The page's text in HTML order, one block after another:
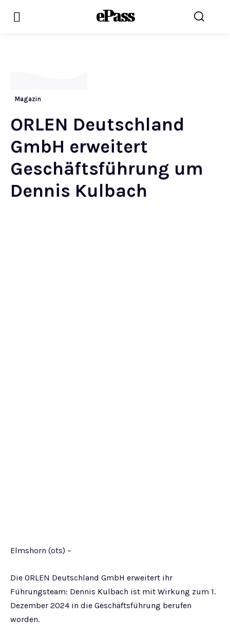
ePass
Magazin
ORLEN Deutschland
GmbH erweitert
Geschäftsführung um
Dennis Kulbach
Elmshorn (ots) –
Die ORLEN Deutschland GmbH erweitert ihr
Führungsteam: Dennis Kulbach ist mit Wirkung zum 1.
Dezember 2024 in die Geschäftsführung berufen
worden.